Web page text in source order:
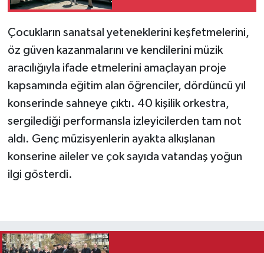
Çocukların sanatsal yeteneklerini keşfetmelerini,
öz güven kazanmalarını ve kendilerini müzik
aracılığıyla ifade etmelerini amaçlayan proje
kapsamında eğitim alan öğrenciler, dördüncü yıl
konserinde sahneye çıktı. 40 kişilik orkestra,
sergilediği performansla izleyicilerden tam not
aldı. Genç müzisyenlerin ayakta alkışlanan
konserine aileler ve çok sayıda vatandaş yoğun
ilgi gösterdi.